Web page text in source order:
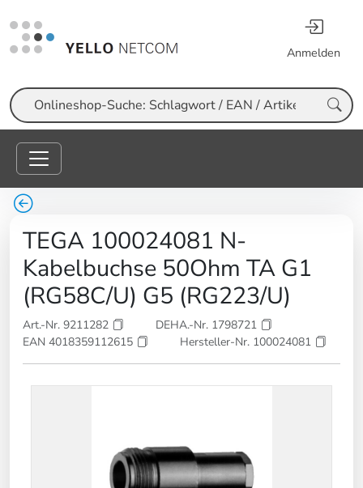
Anmelden
Suche
TEGA 100024081 N-
Kabelbuchse 50Ohm TA G1
(RG58C/U) G5 (RG223/U)
Art.-Nr. 9211282
DEHA.-Nr. 1798721
EAN 4018359112615
Hersteller-Nr. 100024081